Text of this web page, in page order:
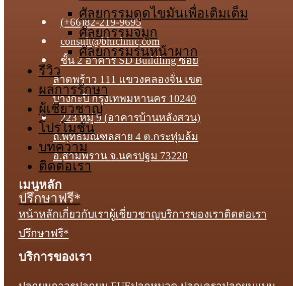
ศัลยกรรมดูดไขมันเพื่อเติมเต็ม
ศัลยกรรมจมูก
ศัลยกรรมร่นหน้าผาก
รีวิว
ผลการรักษา
ผู้เชี่ยวชาญ
โปรโมชั่น
บทความ
ติดต่อเรา
ปรึกษาฟรี*
(+66)82-219-9695
consult@bhiclinic.com
ชั้น 2 อาคาร SD Buildling ซอย
ลาดพร้าว 111 แขวงคลองจั่น เขต
บางกะปิ กรุงเทพมหานคร 10240
223 หมู่ 9 (อาคารบ้านหลังสวน)
ถ.พุทธมณฑลสาย 4 ต.กระทุ่มล้ม
อ.สามพราน จ.นครปฐม 73220
เมนูหลัก
หน้าหลักเกี่ยวกับเราผู้เชี่ยวชาญบริการของเราติดต่อเรา
ปรึกษาฟรี*
บริการของเรา